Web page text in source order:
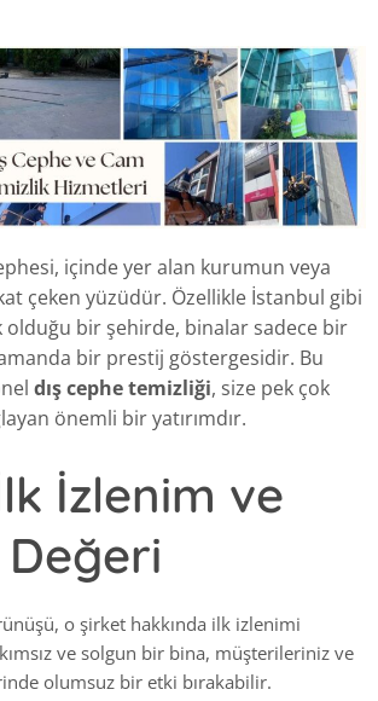
içinde yer alan kurumun veya
çeken yüzüdür. Özellikle İstanbul gibi
olduğu bir şehirde, binalar sadece bir
bir prestij göstergesidir. Bu
dış cephe temizliği, size pek çok
önemli bir yatırımdır.
İzlenim ve
o şirket hakkında ilk izlenimi
ve solgun bir bina, müşterileriniz ve
olumsuz bir etki bırakabilir.